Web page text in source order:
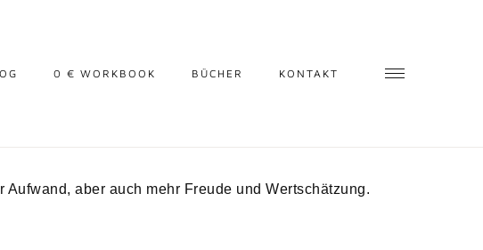
0 € WORKBOOK BÜCHER KONTAKT
aber auch mehr Freude und Wertschätzung.